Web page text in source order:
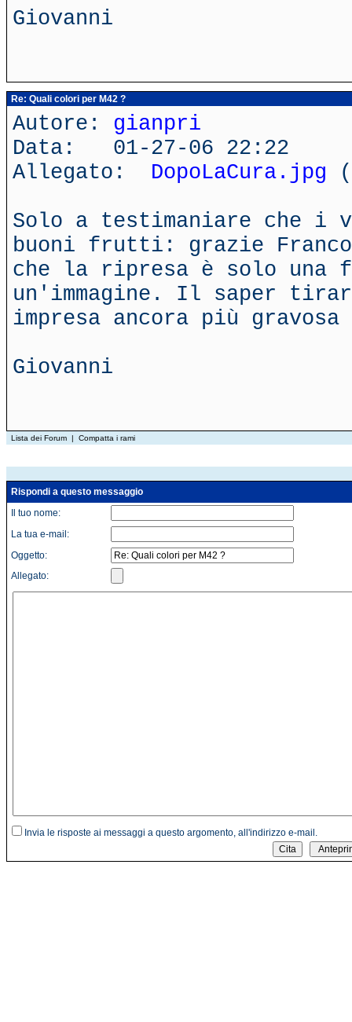
Giovanni
Re: Quali colori per M42 ?
Autore: gianpri
Data: 01-27-06 22:22
Allegato: DopoLaCura.jpg
Solo a testimaniare che i
buoni frutti: grazie
che la ripresa è solo una
un'immagine. Il saper
impresa ancora più
Giovanni
Lista dei Forum | Compatta i rami
Rispondi a questo messaggio
Il tuo nome:
La tua e-mail:
Oggetto:
Allegato:
Invia le risposte ai messaggi a questo argomento, all'indirizzo e-mail.